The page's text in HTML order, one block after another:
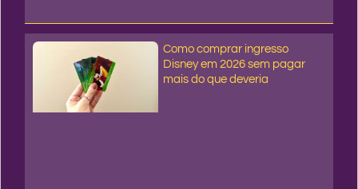
Como comprar ingresso
Disney em 2026 sem pagar
mais do que deveria